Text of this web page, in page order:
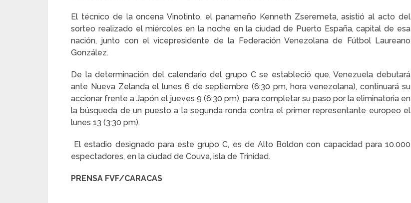
El técnico de la oncena Vinotinto, el panameño Kenneth Zseremeta, asistió al acto del
sorteo realizado el miércoles en la noche en la ciudad de Puerto España, capital de esa
nación, junto con el vicepresidente de la Federación Venezolana de Fútbol Laureano
González.
De la determinación del calendario del grupo C se estableció que, Venezuela debutará
ante Nueva Zelanda el lunes 6 de septiembre (6:30 pm, hora venezolana), continuará su
accionar frente a Japón el jueves 9 (6:30 pm), para completar su paso por la eliminatoria en
la búsqueda de un puesto a la segunda ronda contra el primer representante europeo el
lunes 13 (3:30 pm).
El estadio designado para este grupo C, es de Alto Boldon con capacidad para 10.000
espectadores, en la ciudad de Couva, isla de Trinidad.
PRENSA FVF/CARACAS